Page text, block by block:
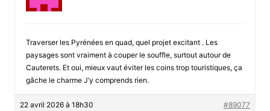
Traverser les Pyrénées en quad, quel projet excitant . Les
paysages sont vraiment à couper le souffle, surtout autour de
Cauterets. Et oui, mieux vaut éviter les coins trop touristiques, ça
gâche le charme J’y comprends rien.
22 avril 2026 à 18h30 #89077